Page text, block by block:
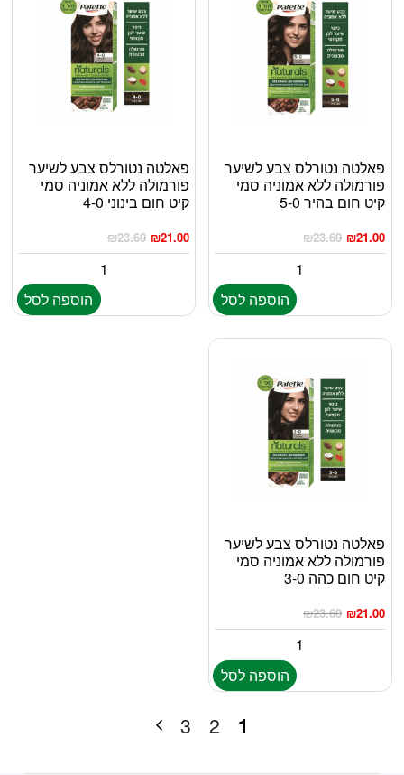
פאלטה נטורלס צבע לשיער
פורמולה ללא אמוניה סמי
קיט חום בהיר 5-0
₪23.60 ₪21.00
הוספה לסל
פאלטה נטורלס צבע לשיער
פורמולה ללא אמוניה סמי
קיט חום בינוני 4-0
₪23.60 ₪21.00
הוספה לסל
פאלטה נטורלס צבע לשיער
פורמולה ללא אמוניה סמי
קיט חום כהה 3-0
₪23.60 ₪21.00
הוספה לסל
1
2
3